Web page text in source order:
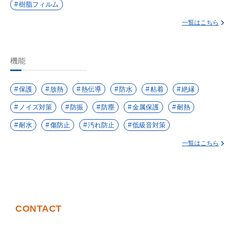
樹脂フィルム
一覧はこちら
機能
保護 放熱 熱伝導 防水 粘着 絶縁
ノイズ対策 防振 防塵 金属保護 耐熱
耐水 傷防止 汚れ防止 低級音対策
一覧はこちら
CONTACT